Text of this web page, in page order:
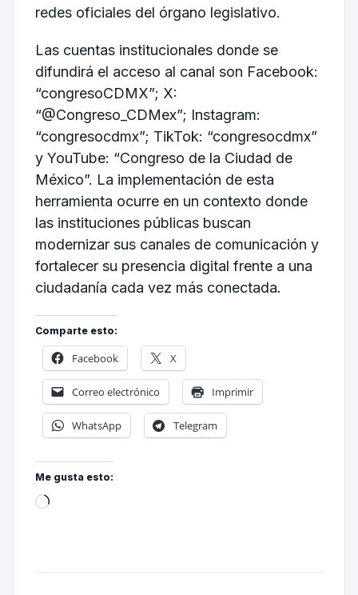
redes oficiales del órgano legislativo.
Las cuentas institucionales donde se
difundirá el acceso al canal son Facebook:
“congresoCDMX”; X:
“@Congreso_CDMex”; Instagram:
“congresocdmx”; TikTok: “congresocdmx”
y YouTube: “Congreso de la Ciudad de
México”. La implementación de esta
herramienta ocurre en un contexto donde
las instituciones públicas buscan
modernizar sus canales de comunicación y
fortalecer su presencia digital frente a una
ciudadanía cada vez más conectada.
Comparte esto:
Facebook X
Correo electrónico Imprimir
WhatsApp Telegram
Me gusta esto: